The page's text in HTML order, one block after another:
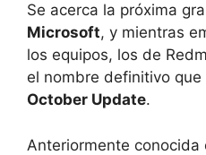
Se acerca la próxima
Microsoft, y mientras
los equipos, los de
el nombre definitivo que
October Update.
Anteriormente conocida